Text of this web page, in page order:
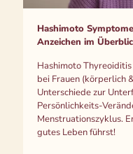
Hashimoto
Anzeichen im
Hashimoto
bei Frauen (körperlich
Unterschiede zur
Persönlichkeits-
Menstruationszyklus.
gutes Leben führst!